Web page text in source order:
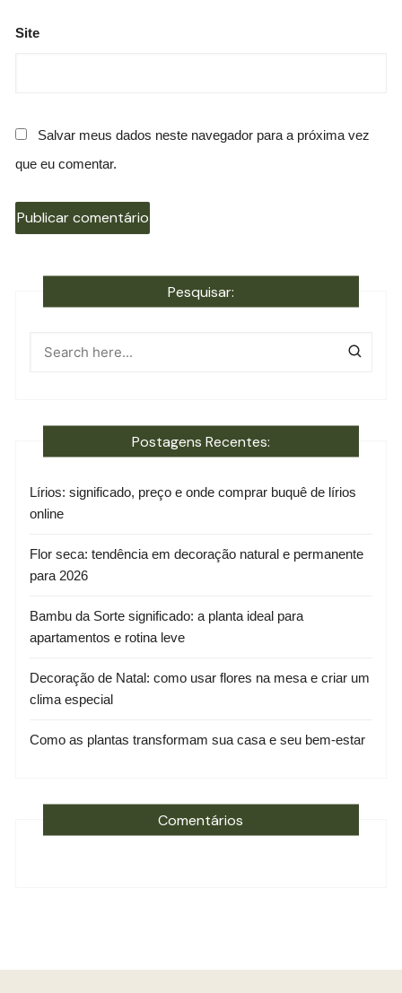
Site
Salvar meus dados neste navegador para a próxima vez
que eu comentar.
Pesquisar:
Postagens Recentes:
Lírios: significado, preço e onde comprar buquê de lírios
online
Flor seca: tendência em decoração natural e permanente
para 2026
Bambu da Sorte significado: a planta ideal para
apartamentos e rotina leve
Decoração de Natal: como usar flores na mesa e criar um
clima especial
Como as plantas transformam sua casa e seu bem-estar
Comentários